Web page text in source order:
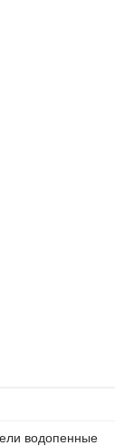
водопенные